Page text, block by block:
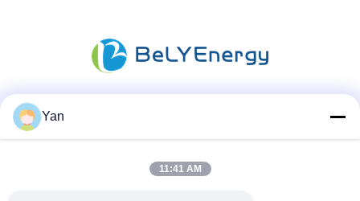
Yan
11:41 AM